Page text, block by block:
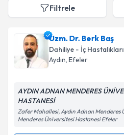
Filtrele
Uzm. Dr. Berk Baş
Dahiliye - İç Hastalıkları
Aydın, Efeler
AYDIN ADNAN MENDERES
HASTANESİ
Zafer Mahallesi, Aydın Adnan Menderes
Menderes Üniversitesi Hastanesi Efeler